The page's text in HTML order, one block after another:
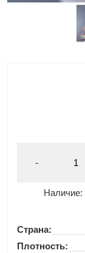
-
Наличие:
Страна:
Плотность: